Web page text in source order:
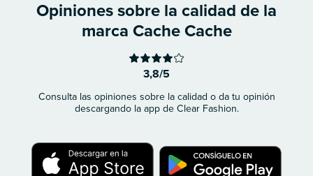
Opiniones sobre la calidad de la
marca Cache Cache
3,8/5
Consulta las opiniones sobre la calidad o da tu opinión
descargando la app de Clear Fashion.